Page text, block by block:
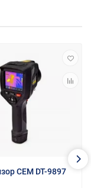
СЕМ DT-9897